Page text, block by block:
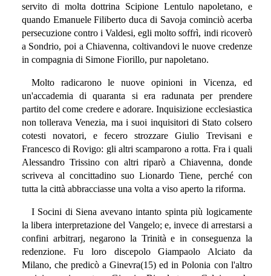
servito di molta dottrina Scipione Lentulo napoletano, e
quando Emanuele Filiberto duca di Savoja cominciò acerba
persecuzione contro i Valdesi, egli molto soffrì, indi ricoverò
a Sondrio, poi a Chiavenna, coltivandovi le nuove credenze
in compagnia di Simone Fiorillo, pur napoletano.
Molto radicarono le nuove opinioni in Vicenza, ed
un'accademia di quaranta si era radunata per prendere
partito del come credere e adorare. Inquisizione ecclesiastica
non tollerava Venezia, ma i suoi inquisitori di Stato colsero
cotesti novatori, e fecero strozzare Giulio Trevisani e
Francesco di Rovigo: gli altri scamparono a rotta. Fra i quali
Alessandro Trissino con altri riparò a Chiavenna, donde
scriveva al concittadino suo Lionardo Tiene, perché con
tutta la città abbracciasse una volta a viso aperto la riforma.
I Socini di Siena avevano intanto spinta più logicamente
la libera interpretazione del Vangelo; e, invece di arrestarsi a
confini arbitrarj, negarono la Trinità e in conseguenza la
redenzione. Fu loro discepolo Giampaolo Alciato da
Milano, che predicò a Ginevra(15) ed in Polonia con l'altro